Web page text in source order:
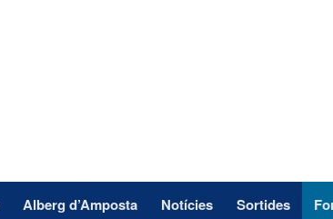
Alberg d’Amposta Notícies Sortides